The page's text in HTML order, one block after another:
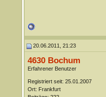
20.06.2011, 21:23
4630 Bochum
Erfahrener Benutzer
Registriert seit: 25.01.2007
Ort: Frankfurt